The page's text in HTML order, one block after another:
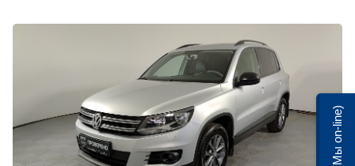
Мы on-line)